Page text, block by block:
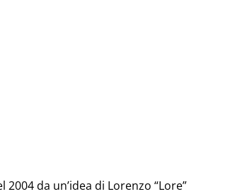
da un’idea di Lorenzo “Lore”